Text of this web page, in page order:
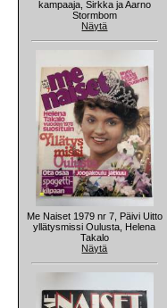
kampaaja, Sirkka ja Aarno
Stormbom
Näytä
Me Naiset 1979 nr 7, Päivi Uitto
yllätysmissi Oulusta, Helena
Takalo
Näytä